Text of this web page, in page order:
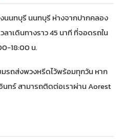
นทบุรี นนทบุรี ห่างจากปากคลอง
ลาเดินทางราว 45 นาที ที่จอดรถใน
18:00 น.
รถส่งพวงหรีดไว้พร้อมทุกวัน หาก
ทร์ สามารถติดต่อเราผ่านAorest